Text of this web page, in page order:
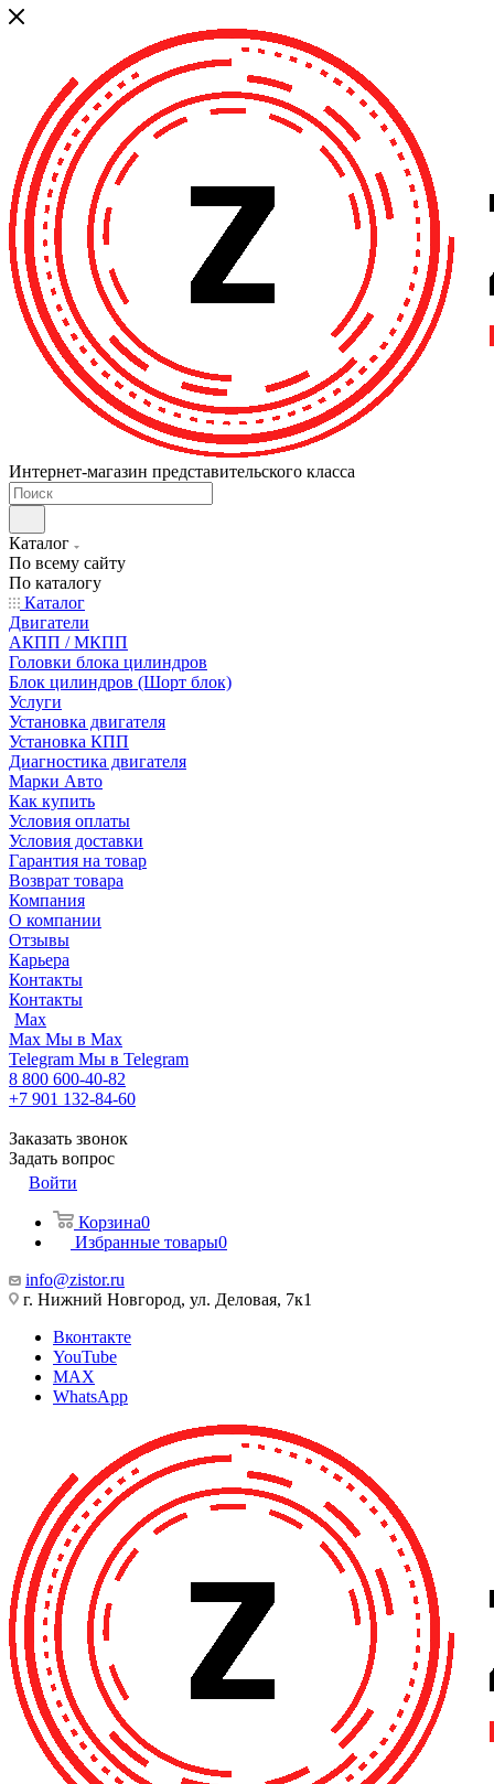
Интернет-магазин представительского класса
Каталог
По всему сайту
По каталогу
Каталог
Двигатели
АКПП / МКПП
Головки блока цилиндров
Блок цилиндров (Шорт блок)
Услуги
Установка двигателя
Установка КПП
Диагностика двигателя
Марки Авто
Как купить
Условия оплаты
Условия доставки
Гарантия на товар
Возврат товара
Компания
О компании
Отзывы
Карьера
Контакты
Контакты
Max
Max Мы в Max
Telegram Мы в Telegram
8 800 600-40-82
+7 901 132-84-60
Заказать звонок
Задать вопрос
Войти
Корзина0
Избранные товары0
info@zistor.ru
г. Нижний Новгород, ул. Деловая, 7к1
Вконтакте
YouTube
MAX
WhatsApp